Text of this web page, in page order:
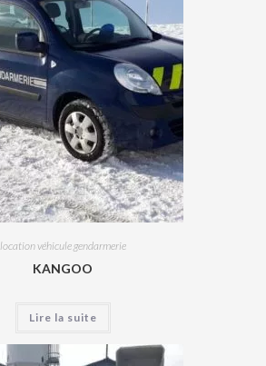
location véhicule gendarmerie
KANGOO
Lire la suite